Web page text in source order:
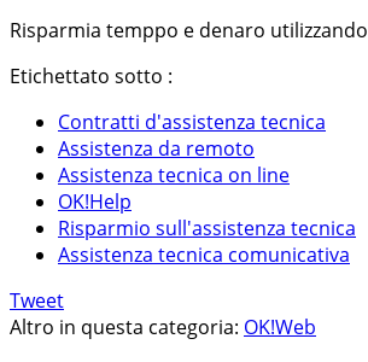
Risparmia temppo e denaro utilizzando
Etichettato sotto :
Contratti d'assistenza tecnica
Assistenza da remoto
Assistenza tecnica on line
OK!Help
Risparmio sull'assistenza tecnica
Assistenza tecnica comunicativa
Tweet
Altro in questa categoria: OK!Web